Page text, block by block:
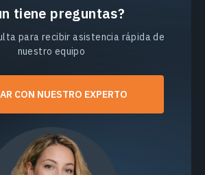
tiene preguntas?
para recibir asistencia rápida de
nuestro equipo
CON NUESTRO EXPERTO